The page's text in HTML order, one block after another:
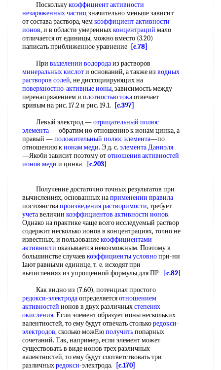
Посколькукоэффициент активности
незаряженных частиц значительно меньше зависит
от состава раствора, чемкоэффициент активности
ионов, и в области умеренныхконцентраций мало
отличается от единицы, можно вместо (3.20)
написать приближенное уравнение [c.78]
При выделении водородаиз растворов
минеральных кислоти оснований, а также из водных
растворов солей, не диссоциирующих на
поверхностно-активные ионы, зависимость между
перенапряжением и плотностью токаотвечает
кривым на рис. 17.2 и рис. 19.1.
[c.397]
Левый электрод —отрицательный полюс
элемента— обратим ио отношению к ионам цинка, а
правый —положительный полюсэлемента—по
отношению кионам меди. Э д. с. элемента Даниэля
—Якоби зависит поэтому ототношения активностей
ионов меди и цинка [c.203]
Получение достаточно точных результатов при
вычислениях, основанных наприменении правила
постоянствапроизведения растворимости, требует
учетавеличин коэффициентов активности ионов.
Однако на практике чаще всего исследуемый раствор
содержит несколько ионов в концентрациях, точно не
известных, и пользованиекоэффициентами
активности оказывается невозможным. Поэтому в
большинстве случаев коэффициенты условнопри-ни
1ают равными единице, т. е. исходят при
вычислениях из упрощенной формулы для ПР
[c.82]
Как видно из (7.60), потенциал простого
редокси-электродаопределяетсяотношением
активностей ионов в двух различныхстепенях
окисления. Если элемент образует ионы нескольких
валентностей, то ему будут отвечать столькоредокси-
электродов, сколько можЕюполучитьпопарных
сочетаний. Так, например, если элемент может
существовать в виде ионов трех различных
валентностей, то ему будут соответствовать три
различныхредокси-электрода.
[c.170]